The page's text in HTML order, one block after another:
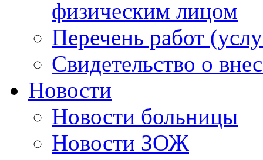
физическим лицом
Перечень работ
Свидетельство о
Новости
Новости больницы
Новости ЗОЖ